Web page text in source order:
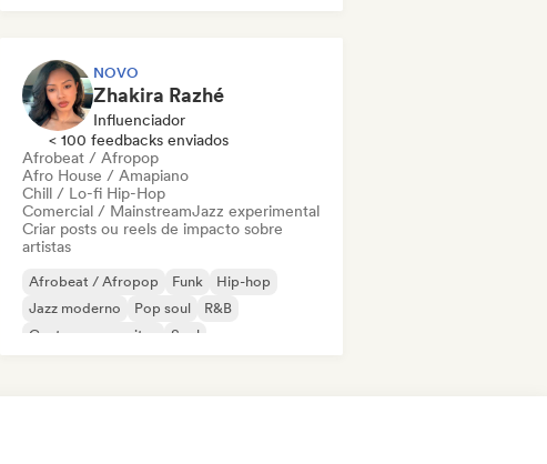
NOVO
Zhakira Razhé
Influenciador
< 100 feedbacks enviados
Afrobeat / Afropop
Afro House / Amapiano
Chill / Lo-fi Hip-Hop
Comercial / MainstreamJazz experimental
Criar posts ou reels de impacto sobre
artistas
Afrobeat / Afropop Funk
Hip-hop
Jazz moderno
Pop soul
R&B
Cantor-compositor
Soul